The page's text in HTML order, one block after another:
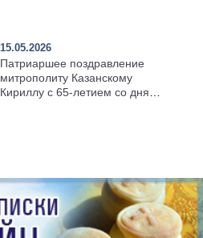
15.05.2026
Патриаршее поздравление
митрополиту Казанскому
Кириллу с 65-летием со дня